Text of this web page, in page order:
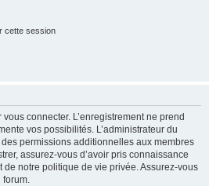
cette session
connecter. L’enregistrement ne prend
vos possibilités. L’administrateur du
permissions additionnelles aux membres
assurez-vous d’avoir pris connaissance
de notre politique de vie privée. Assurez-vous